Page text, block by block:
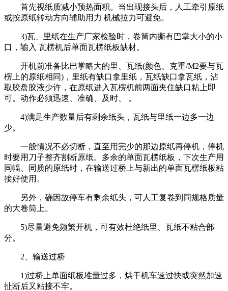
首先视纸质减小预热面积。当出现接头后，人工牵引原纸
或按原纸转动方向辅助用力 机械拉力可避免。
3)瓦、里纸在生产厂家检验时，卷筒内撕有巴掌大小的小
口，输入 瓦楞机后单面瓦楞纸板缺材。
开机前准备比巴掌略大的里、瓦纸(颜色、克重/M2要与瓦
楞上的原纸相同)，里纸有缺口拿里纸，瓦纸缺口拿瓦纸，沾
取胶盘胶液少许，在原纸进入瓦楞机前两面夹住缺口粘上即
可。动作必须迅速、准确、及时、 。
4)满足生产数量后有剩余纸头，瓦纸与里纸一边多一边
少。
一般情况不必切断，直至用完少的那边原纸再停机，停机
时要用刀子整齐割断原纸。多余的单面瓦楞纸板，下次生产用
同幅、同质的原纸时，在输送过桥上与新出的单面瓦楞纸板粘
接好使用。
另外，确因故停车有剩余纸头，可人工复卷到同规格质量
的大卷筒上。
5)尽量避免频繁开机，可有效杜绝纸里、瓦纸不粘合部
分。
2、输送过桥
1)过桥上单面纸板堆量过多，烘干机车速过快或突然加速
扯断后又粘接不牢。